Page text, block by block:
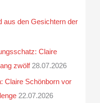
aus den Gesichtern der
Claire
zwölf 28.07.2026
Claire Schönborn vor
22.07.2026